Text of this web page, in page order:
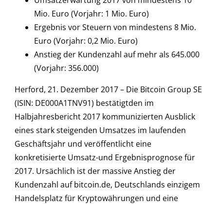
Mio. Euro (Vorjahr: 1 Mio. Euro)
Ergebnis vor Steuern von mindestens 8 Mio.
Euro (Vorjahr: 0,2 Mio. Euro)
Anstieg der Kundenzahl auf mehr als 645.000
(Vorjahr: 356.000)
Herford, 21. Dezember 2017 – Die Bitcoin Group SE
(ISIN: DE000A1TNV91) bestätigtden im
Halbjahresbericht 2017 kommunizierten Ausblick
eines stark steigenden Umsatzes im laufenden
Geschäftsjahr und veröffentlicht eine
konkretisierte Umsatz-und Ergebnisprognose für
2017. Ursächlich ist der massive Anstieg der
Kundenzahl auf bitcoin.de, Deutschlands einzigem
Handelsplatz für Kryptowährungen und eine